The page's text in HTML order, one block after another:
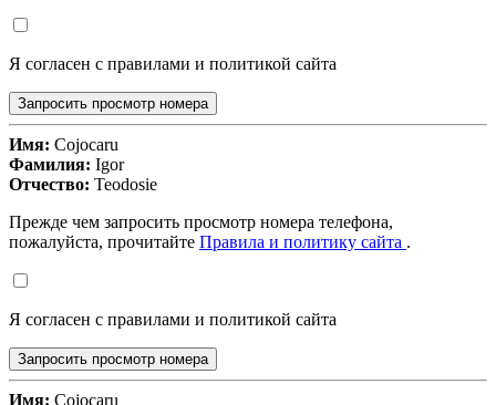
Я согласен с правилами и политикой сайта
Запросить просмотр номера
Имя: Cojocaru
Фамилия: Igor
Отчество: Teodosie
Прежде чем запросить просмотр номера телефона,
пожалуйста, прочитайте Правила и политику сайта .
Я согласен с правилами и политикой сайта
Запросить просмотр номера
Имя: Cojocaru